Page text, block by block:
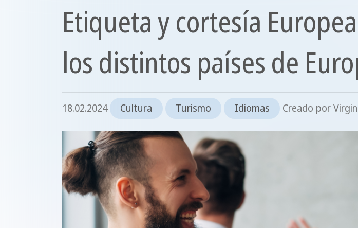
Etiqueta y cortesía
los distintos países de
18.02.2024 Cultura Turismo Idiomas Creado por